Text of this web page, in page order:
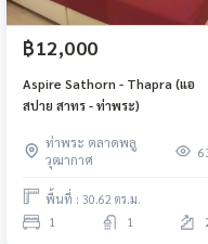
฿12,000
Aspire Sathorn - Thapra (แอ
สปาย สาทร - ท่าพระ)
ท่าพระ ตลาดพลู
วุฒากาศ
พื้นที่ : 30.62 ตร.ม.
1 1